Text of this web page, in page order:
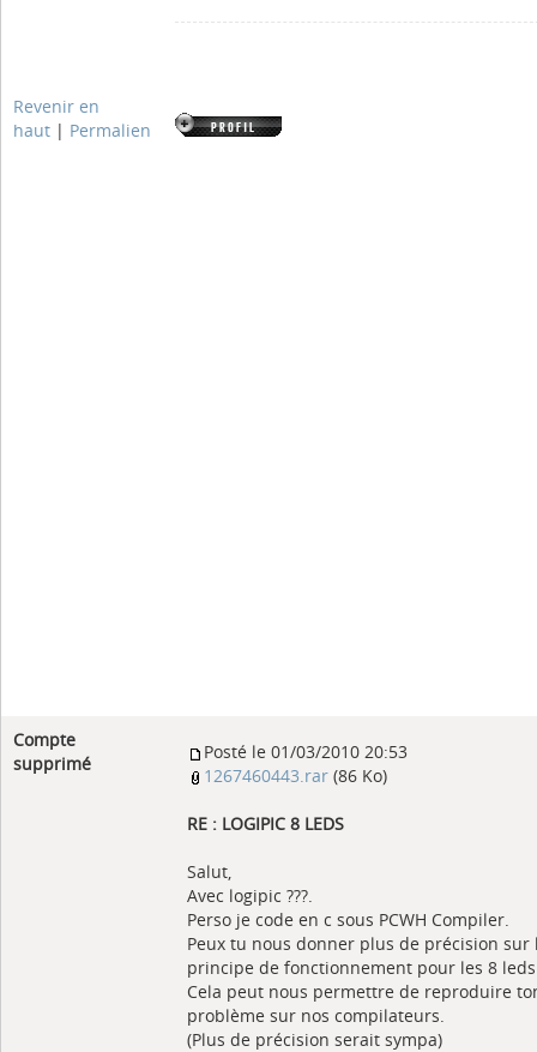
Revenir en
haut | Permalien
Compte
supprimé
Posté le 01/03/2010 20:53
1267460443.rar (86 Ko)
RE : LOGIPIC 8 LEDS
Salut,
Avec logipic ???.
Perso je code en c sous PCWH Compiler.
Peux tu nous donner plus de précision sur
principe de fonctionnement pour les 8
Cela peut nous permettre de reproduire
problème sur nos compilateurs.
(Plus de précision serait sympa)